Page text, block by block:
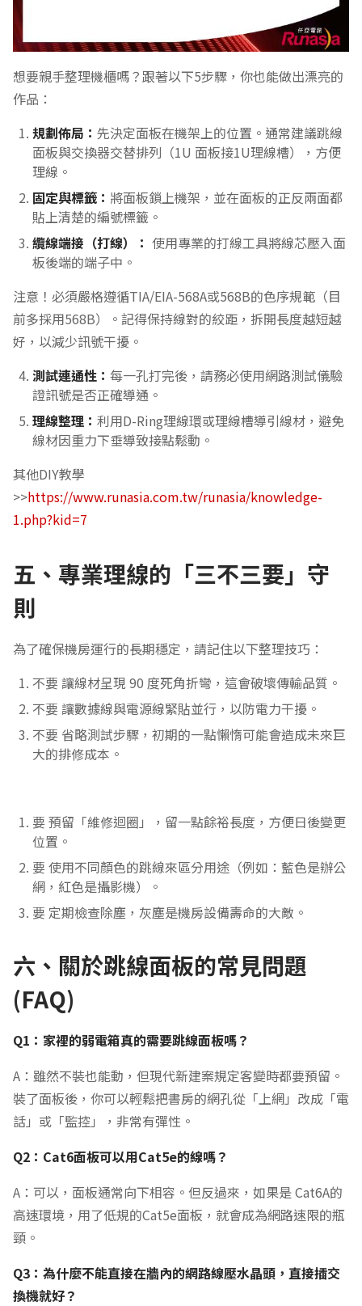
想要親手整理機櫃嗎？跟著以下5步驟，你也能做出漂亮的
作品：
規劃佈局： 先決定面板在機架上的位置。通常建議跳線
面板與交換器交替排列（1U 面板接1U理線槽），方便
理線。
固定與標籤： 將面板鎖上機架，並在面板的正反兩面都
貼上清楚的編號標籤。
纜線端接（打線）： 使用專業的打線工具將線芯壓入面
板後端的端子中。
注意！必須嚴格遵循TIA/EIA-568A或568B的色序規範（目
前多採用568B）。記得保持線對的絞距，拆開長度越短越
好，以減少訊號干擾。
測試連通性： 每一孔打完後，請務必使用網路測試儀驗
證訊號是否正確導通。
理線整理： 利用D-Ring理線環或理線槽導引線材，避免
線材因重力下垂導致接點鬆動。
其他DIY教學
>>https://www.runasia.com.tw/runasia/knowledge-
1.php?kid=7
五、專業理線的「三不三要」守
則
為了確保機房運行的長期穩定，請記住以下整理技巧：
不要 讓線材呈現 90 度死角折彎，這會破壞傳輸品質。
不要 讓數據線與電源線緊貼並行，以防電力干擾。
不要 省略測試步驟，初期的一點懶惰可能會造成未來巨
大的排修成本。
要 預留「維修迴圈」，留一點餘裕長度，方便日後變更
位置。
要 使用不同顏色的跳線來區分用途（例如：藍色是辦公
網，紅色是攝影機）。
要 定期檢查除塵，灰塵是機房設備壽命的大敵。
六、關於跳線面板的常見問題
(FAQ)
Q1：家裡的弱電箱真的需要跳線面板嗎？
A：雖然不裝也能動，但現代新建案規定客變時都要預留。
裝了面板後，你可以輕鬆把書房的網孔從「上網」改成「電
話」或「監控」，非常有彈性。
Q2：Cat6面板可以用Cat5e的線嗎？
A：可以，面板通常向下相容。但反過來，如果是 Cat6A的
高速環境，用了低規的Cat5e面板，就會成為網路速限的瓶
頸。
Q3：為什麼不能直接在牆內的網路線壓水晶頭，直接插交
換機就好？